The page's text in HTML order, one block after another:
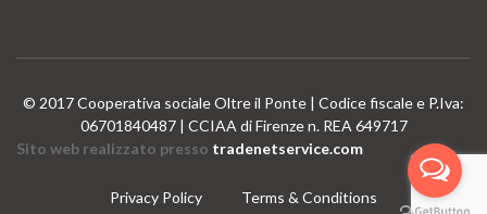
© 2017 Cooperativa sociale Oltre il Ponte | Codice fiscale e P.Iva:
06701840487 | CCIAA di Firenze n. REA 649717
Sito web realizzato presso tradenetservice.com
Privacy Policy Terms & Conditions